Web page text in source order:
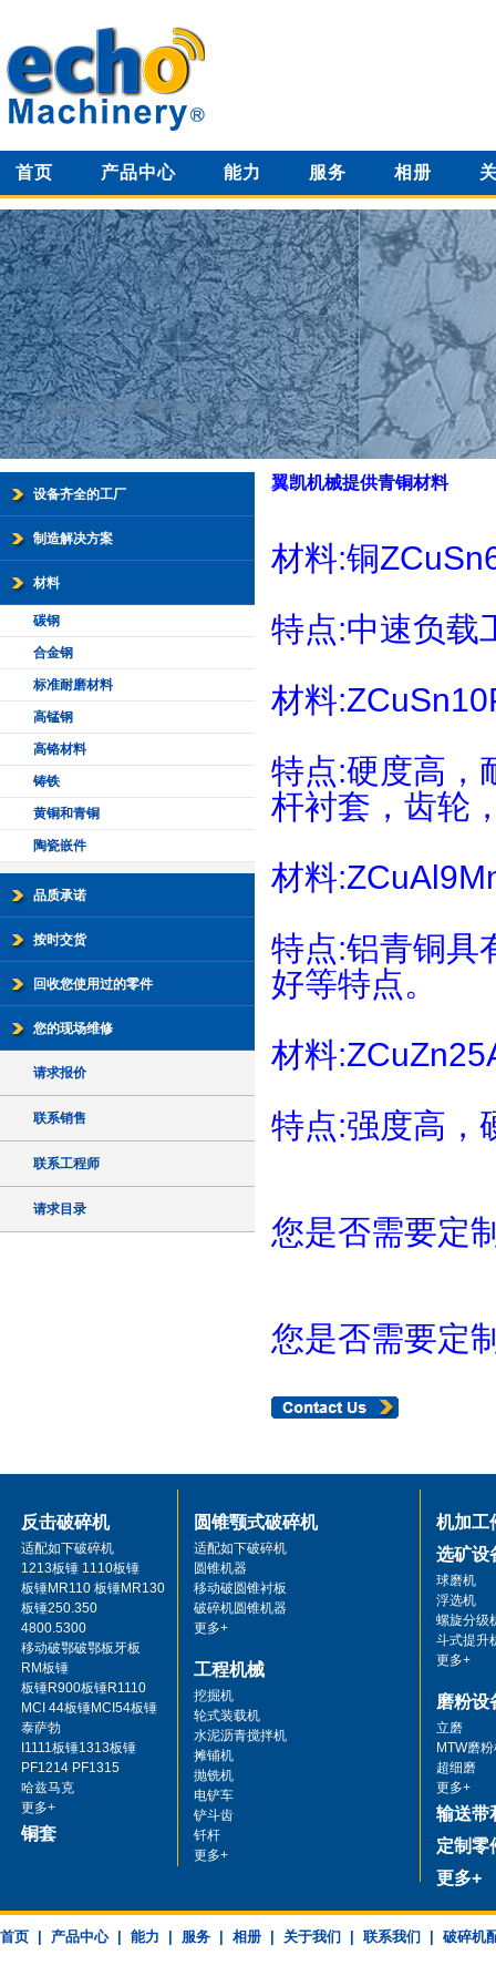
首页 产品中心 能力 服务 相册
设备齐全的工厂
制造解决方案
材料
碳钢
合金钢
标准耐磨材料
高锰钢
高铬材料
铸铁
黄铜和青铜
陶瓷嵌件
品质承诺
按时交货
回收您使用过的零件
您的现场维修
请求报价
联系销售
联系工程师
请求目录
翼凯机械提供青铜材料
材料:铜
特点:中速负载
材料
特点:硬度高，
杆衬套，齿轮
材料
特点:铝青铜具
好等特点。
材料
特点:强度高，
您是否需要定
您是否需要定
反击破碎机
适配如下破碎机
1213板锤 1110板锤
板锤MR110 板锤MR130
板锤250.350
4800.5300
移动破鄂破鄂板牙板
RM板锤
板锤R900板锤R1110
MCI 44板锤MCI54板锤
泰萨勃
I1111板锤1313板锤
PF1214 PF1315
哈兹马克
更多+
铜套
圆锥颚式破碎机
适配如下破碎机
圆锥机器
移动破圆锥衬板
破碎机圆锥机器
更多+
工程机械
挖掘机
轮式装载机
水泥沥青搅拌机
摊铺机
抛铣机
电铲车
铲斗齿
钎杆
更多+
机加工
选矿设
球磨机
浮选机
螺旋分级
斗式提升
更多+
磨粉设
立磨
MTW磨
超细磨
更多+
输送带
定制零
更多+
首页 产品中心| 能力 服务 相册 关于我们 联系我们 破碎机